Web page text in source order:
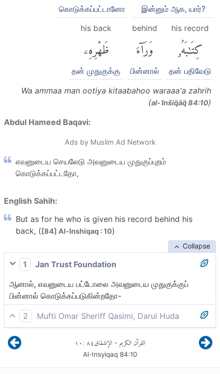
இன்னும் ஆக, யார்?
கொடுக்கப்பட்டானோ
his record
كِتَٰبَهُۥ
தன் பதிவேடு
behind
وَرَآءَ
பின்னால்
his back
ظَهْرِهِۦ
தன் முதுகுக்கு
Wa ammaa man ootiya kitaabahoo waraaa'a zahrih
(al-ʾInšiq̈āq̈ 84:10)
Abdul Hameed Baqavi:
Ads by Muslim Ad Network
எவனுடைய செயலேடு அவனுடைய முதுகுப்புறம்
கொடுக்கப்பட்டதோ,
English Sahih:
But as for he who is given his record behind his
back, ([84] Al-Inshiqaq : 10)
Collapse
1
Jan Trust Foundation
ஆனால், எவனுடைய பட்டோலை அவனுடைய முதுகுக்குப்
பின்னால் கொடுக்கப்படுகின்றதோ-
2
Mufti Omar Sheriff Qasimi, Darul Huda
ஆக, யார் தன் பதிவேடு தன் முதுகுக்குப் பின்னால்
கொடுக்கப்பட்டானோ,
القرآن الكريم - الإنشقاق٨٤:١٠
Al-Insyiqaq 84:10